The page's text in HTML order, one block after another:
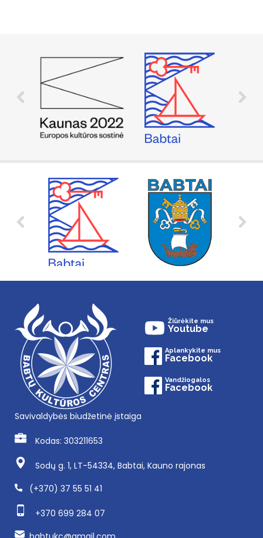
Žiūrėkite mus
Youtube
Aplankykite mus
Facebook
Vandžiogalos
Facebook
Savivaldybės biudžetinė įstaiga
Kodas: 303211653
Sodų g. 1, LT-54334, Babtai, Kauno rajonas
(+370) 37 55 51 41
+370 699 284 07